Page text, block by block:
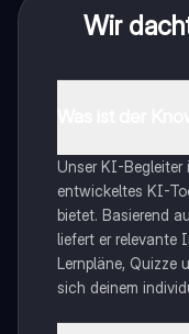
Wir
Unser KI-Begleiter
entwickeltes KI-
bietet. Basierend
liefert er relevante
Lernpläne, Quizze
sich deinem